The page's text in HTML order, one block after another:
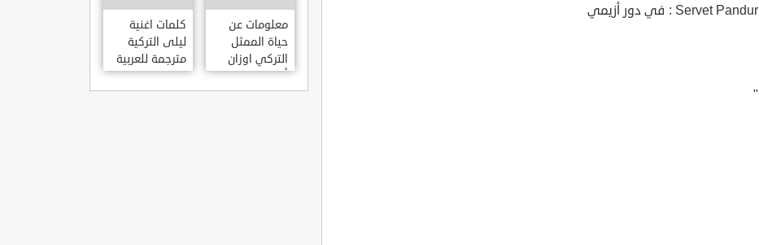
Servet Pandur : في دور أزيمي
"
معلومات عن
حياة الممثل
التركي اوزان
أكبابا OZAN
AKBABA
كلمات اغنية
ليلى التركية
مترجمة للعربية
غناء المطرب
مراد دالكليليتش